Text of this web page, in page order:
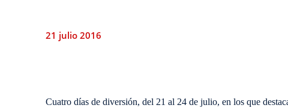
21 julio 2016
Cuatro días de diversión, del 21 al 24 de julio, en los que